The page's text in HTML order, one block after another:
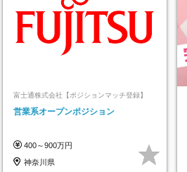
富士通株式会社【ポジションマッチ登録】
営業系オープンポジション
400～900万円
神奈川県